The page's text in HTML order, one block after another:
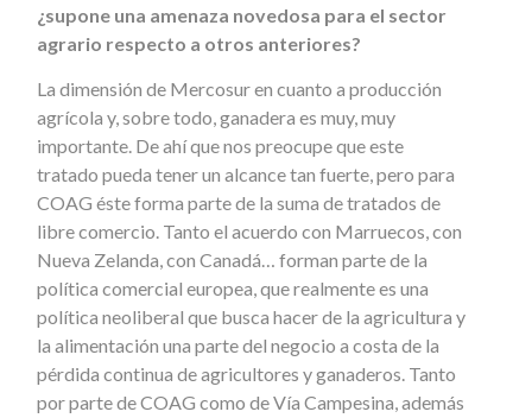
¿supone una amenaza novedosa para el sector
agrario respecto a otros anteriores?
La dimensión de Mercosur en cuanto a producción
agrícola y, sobre todo, ganadera es muy, muy
importante. De ahí que nos preocupe que este
tratado pueda tener un alcance tan fuerte, pero para
COAG éste forma parte de la suma de tratados de
libre comercio. Tanto el acuerdo con Marruecos, con
Nueva Zelanda, con Canadá… forman parte de la
política comercial europea, que realmente es una
política neoliberal que busca hacer de la agricultura y
la alimentación una parte del negocio a costa de la
pérdida continua de agricultores y ganaderos. Tanto
por parte de COAG como de Vía Campesina, además